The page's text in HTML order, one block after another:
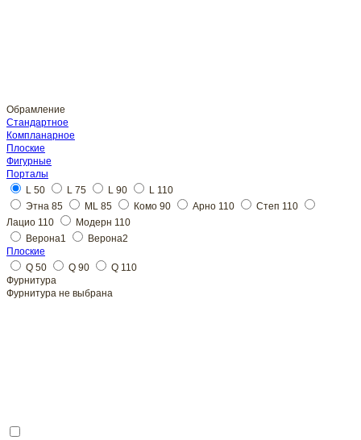
Обрамление
Стандартное
Плоские
L 50
Плоские
Фурнитура
Фурнитура не выбрана